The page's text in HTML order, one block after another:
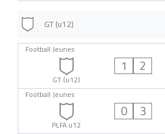
GT (u12)
Football Jeunes
GT (u12)
1 2
Football Jeunes
PLFA u12
0 3